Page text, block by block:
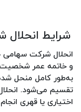
شرایط
انحلال شرکت سهامی
و خاتمه عمر
به‌طور کامل منحل
تقسیم می‌شود.
اختیاری یا قهری